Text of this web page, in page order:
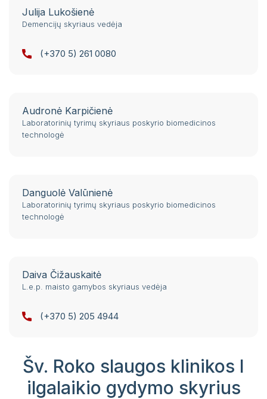
Julija Lukošienė
Demencijų skyriaus vedėja
(+370 5) 261 0080
Audronė Karpičienė
Laboratorinių tyrimų skyriaus poskyrio biomedicinos
technologė
Danguolė Valūnienė
Laboratorinių tyrimų skyriaus poskyrio biomedicinos
technologė
Daiva Čižauskaitė
L.e.p. maisto gamybos skyriaus vedėja
(+370 5) 205 4944
Šv. Roko slaugos klinikos I
ilgalaikio gydymo skyrius